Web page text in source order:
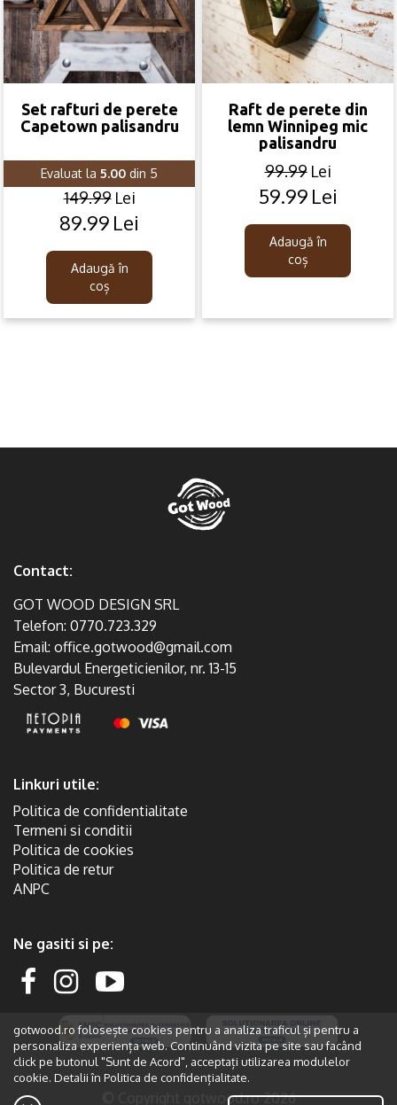
Set rafturi de perete
Capetown palisandru
Evaluat la 5.00 din 5
149.99 Lei
Original
was:
149.99lei.
89.99 Lei
Current
is:
89.99lei.
Adaugă în
coș
Raft de perete din
lemn Winnipeg mic
palisandru
99.99 Lei
Original
was:
99.99lei.
59.99 Lei
Current
is:
59.99lei.
Adaugă în
coș
gotwood.ro folosește cookies pentru a analiza traficul și pentru a
personaliza experiența web. Continuând vizita pe site sau facând
click pe butonul "Sunt de Acord", acceptați utilizarea modulelor
cookie. Detalii în Politica de confidențialitate.
Contact:
GOT WOOD DESIGN SRL
Telefon: 0770.723.329
Email: office.gotwood@gmail.com
Bulevardul Energeticienilor, nr. 13-15
Sector 3, Bucuresti
Linkuri utile:
Politica de confidentialitate
Termeni si conditii
Politica de cookies
Politica de retur
ANPC
Ne gasiti si pe:
© Copyright gotwood.ro 2026